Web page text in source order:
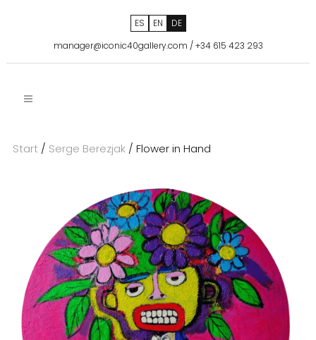
ES EN
DE
manager@iconic40gallery.com /+34 615 423 293
Start / Serge Berezjak/ Flower in Hand